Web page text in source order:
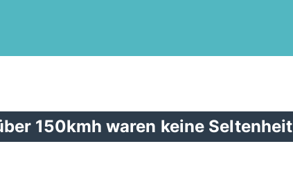
150kmh waren keine